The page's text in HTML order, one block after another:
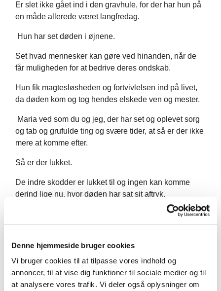
Denne hjemmeside bruger cookies
Vi bruger cookies til at tilpasse vores indhold og
annoncer, til at vise dig funktioner til sociale medier og til
at analysere vores trafik. Vi deler også oplysninger om
Er slet ikke gået ind i den gravhule, for der har hun på
en måde allerede været langfredag.
Hun har set døden i øjnene.
Set hvad mennesker kan gøre ved hinanden, når de
får muligheden for at bedrive deres ondskab.
Hun fik magtesløsheden og fortvivlelsen ind på livet,
da døden kom og tog hendes elskede ven og mester.
Maria ved som du og jeg, der har set og oplevet sorg
og tab og grufulde ting og svære tider, at så er der ikke
mere at komme efter.
Så er der lukket.
De indre skodder er lukket til og ingen kan komme
derind lige nu, hvor døden har sat sit aftryk.
smerte smider os udenfor.
Men det er påskedag – 2. påskepåskedag – festen
strækker sig over to hele dage og festes det skal der!